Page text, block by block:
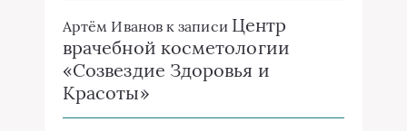
Артём Ивановк записи Центр
врачебной косметологии
«Созвездие Здоровья и
Красоты»